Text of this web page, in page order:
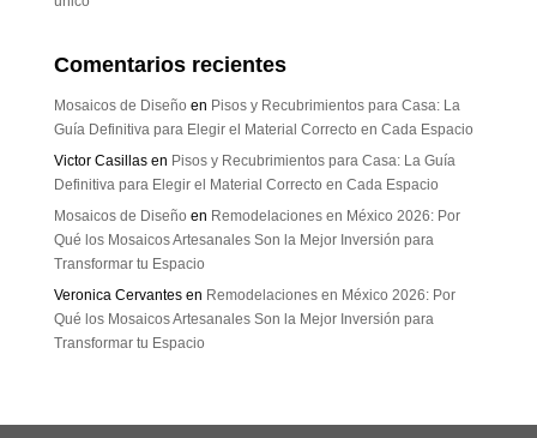
Comentarios recientes
Mosaicos de Diseño en Pisos y Recubrimientos para Casa: La
Guía Definitiva para Elegir el Material Correcto en Cada Espacio
Victor Casillasen Pisos y Recubrimientos para Casa: La Guía
Definitiva para Elegir el Material Correcto en Cada Espacio
Mosaicos de Diseño en Remodelaciones en México 2026: Por
Qué los Mosaicos Artesanales Son la Mejor Inversión para
Transformar tu Espacio
Veronica Cervantesen Remodelaciones en México 2026: Por
Qué los Mosaicos Artesanales Son la Mejor Inversión para
Transformar tu Espacio